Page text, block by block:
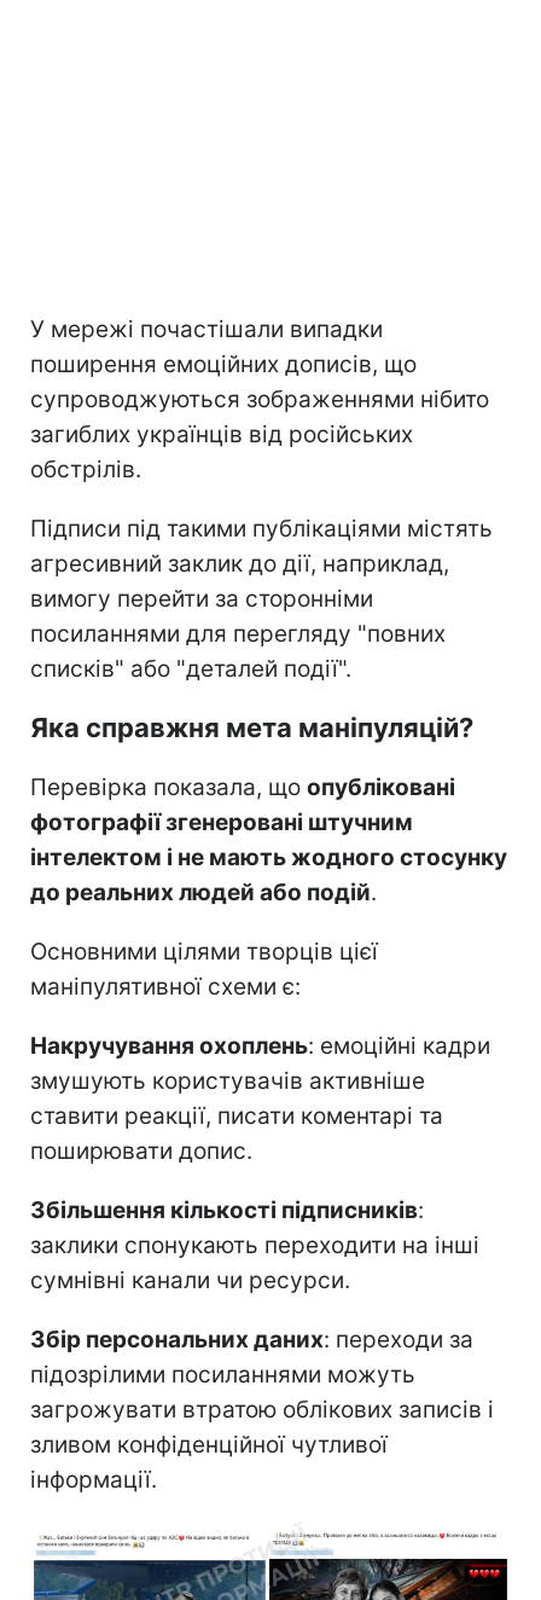
У мережі почастішали випадки
поширення емоційних дописів, що
супроводжуються зображеннями нібито
загиблих українців від російських
обстрілів.
Підписи під такими публікаціями містять
агресивний заклик до дії, наприклад,
вимогу перейти за сторонніми
посиланнями для перегляду "повних
списків" або "деталей події".
Яка справжня мета маніпуляцій?
Перевірка показала, що опубліковані
фотографії згенеровані штучним
інтелектом і не мають жодного стосунку
до реальних людей або подій.
Основними цілями творців цієї
маніпулятивної схеми є:
Накручування охоплень: емоційні кадри
змушують користувачів активніше
ставити реакції, писати коментарі та
поширювати допис.
Збільшення кількості підписників:
заклики спонукають переходити на інші
сумнівні канали чи ресурси.
Збір персональних даних: переходи за
підозрілими посиланнями можуть
загрожувати втратою облікових записів і
зливом конфіденційної чутливої
інформації.